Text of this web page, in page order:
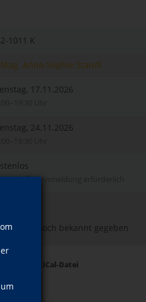
1011 K
Mag. Anna-Sophie Standl
17.11.2026
24.11.2026
Anmeldung erforderlich
wird noch bekannt gegeben
Termine als iCal-Datei